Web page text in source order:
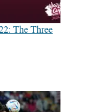
The Three